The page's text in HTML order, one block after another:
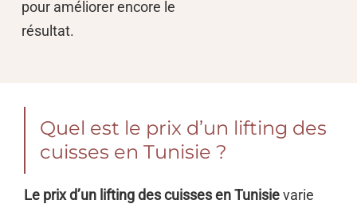
pour améliorer encore le
résultat.
Quel est le prix d’un lifting des
cuisses en Tunisie ?
Le prix d’un lifting des cuisses en Tunisievarie